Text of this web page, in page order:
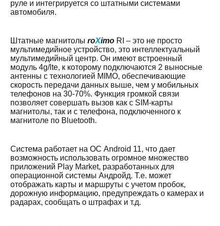
руле и интегрируется со штатными системами
автомобиля.
Штатные магнитолы roXimo RI – это не просто
мультимедийное устройство, это интеллектуальный
мультимедийный центр. Он имеют встроенный
модуль 4g/lte, к которому подключаются 2 выносные
антенны с технологией MIMO, обеспечивающие
скорость передачи данных выше, чем у мобильных
телефонов на 30-70%. Функция громкой связи
позволяет совершать вызов как с SIM-карты
магнитолы, так и с телефона, подключенного к
магнитоле по Bluetooth.
Система работает на ОС Android 11, что дает
возможность использовать огромное множество
приложений Play Market, разработанных для
операционной системы Андройд. Т.е. может
отображать карты и маршруты с учетом пробок,
дорожную информацию, предупреждать о камерах и
радарах, сообщать о штрафах и т.д.